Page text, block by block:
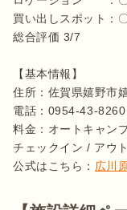
買い出しスポット：
総合評価 3/7
【基本情報】
住所：佐賀県嬉野市
電話：0954-43-8260
料金：オートキャン
チェックイン / アウ
公式はこちら： 広川